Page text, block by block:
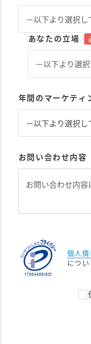
あなたの立場
年間のマーケティ
お問い合わせ内容
個人
につ